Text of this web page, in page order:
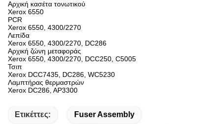
Αρχική κασέτα τονωτικού
Xerox 6550
PCR
Xerox 6550, 4300/2270
Λεπίδα
Xerox 6550, 4300/2270, DC286
Αρχική ζώνη μεταφοράς
Xerox 6550, 4300/2270, DCC250, C5005
Τσιπ
Xerox DCC7435, DC286, WC5230
Λαμπτήρας θερμαστρών
Xerox DC286, AP3300
Ετικέττες: Fuser Assembly